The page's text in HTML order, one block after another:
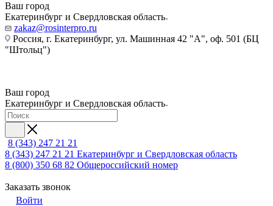
Ваш город
Екатеринбург и Свердловская область
zakaz@rosinterpro.ru
Россия, г. Екатеринбург, ул. Машинная 42 "А", оф. 501 (БЦ
"Штольц")
Ваш город
Екатеринбург и Свердловская область
8 (343) 247 21 21
8 (343) 247 21 21 Екатеринбург и Свердловская область
8 (800) 350 68 82 Общероссийский номер
Заказать звонок
Войти